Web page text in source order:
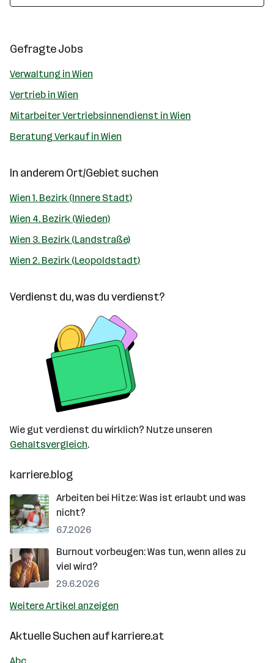
Gefragte Jobs
Verwaltung in Wien
Vertrieb in Wien
Mitarbeiter Vertriebsinnendienst in Wien
Beratung Verkauf in Wien
In anderem Ort/Gebiet suchen
Wien 1. Bezirk (Innere Stadt)
Wien 4. Bezirk (Wieden)
Wien 3. Bezirk (Landstraße)
Wien 2. Bezirk (Leopoldstadt)
Verdienst du, was du verdienst?
Wie gut verdienst du wirklich? Nutze unseren
Gehaltsvergleich.
karriere.blog
Arbeiten bei Hitze: Was ist erlaubt und was
nicht?
6.7.2026
Burnout vorbeugen: Was tun, wenn alles zu
viel wird?
29.6.2026
Weitere Artikel anzeigen
Aktuelle Suchen aufkarriere.at